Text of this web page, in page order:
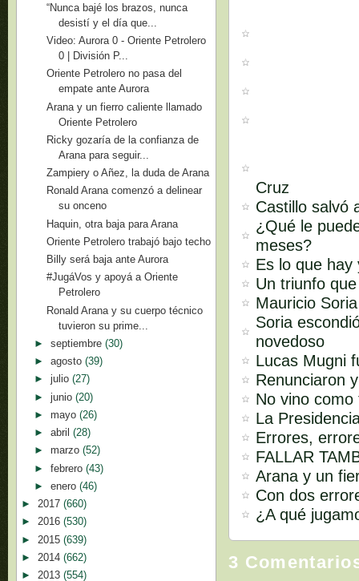
Cruz
Castillo salvó
¿Qué le
meses?
Es lo que hay
Un triunfo
Mauricio
Soria
novedoso
Lucas Mugni
Renunciaron
No vino
La
Errores,
FALLAR
Arana y un
Con dos
¿A qué
3
“Nunca bajé los brazos, nunca
desistí y el día que...
Video: Aurora 0 - Oriente Petrolero
0 | División P...
Oriente Petrolero no pasa del
empate ante Aurora
Arana y un fierro caliente llamado
Oriente Petrolero
Ricky gozaría de la confianza de
Arana para seguir...
Zampiery o Añez, la duda de Arana
Ronald Arana comenzó a delinear
su onceno
Haquin, otra baja para Arana
Oriente Petrolero trabajó bajo techo
Billy será baja ante Aurora
#JugáVos y apoyá a Oriente
Petrolero
Ronald Arana y su cuerpo técnico
tuvieron su prime...
► septiembre (30)
► agosto (39)
► julio (27)
► junio (20)
► mayo (26)
► abril (28)
► marzo (52)
► febrero (43)
► enero (46)
► 2017 (660)
► 2016 (530)
► 2015 (639)
► 2014 (662)
► 2013 (554)